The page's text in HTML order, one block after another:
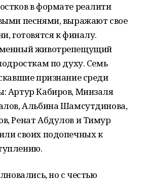
в формате реалити
песнями, выражают свое
готовятся к финалу.
животрепещущий
по духу. Семь
признание среди
Артур Кабиров, Минзаля
Альбина Шамсутдинова,
Ренат Абдулов и Тимур
своих подопечных к
но с честью